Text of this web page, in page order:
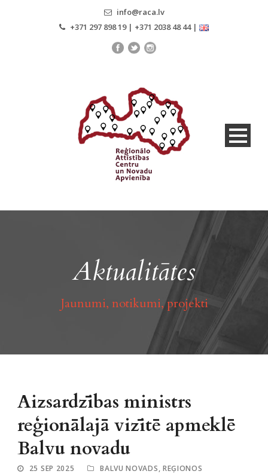
info@raca.lv
+371 297 898 19 | +371 2038 48 44 |
Aktualitātes
Jaunumi, notikumi, projekti
Aizsardzības ministrs
reģionālajā vizītē apmeklē
Balvu novadu
25 SEP 2025 BALVU NOVADS, REĢIONOS